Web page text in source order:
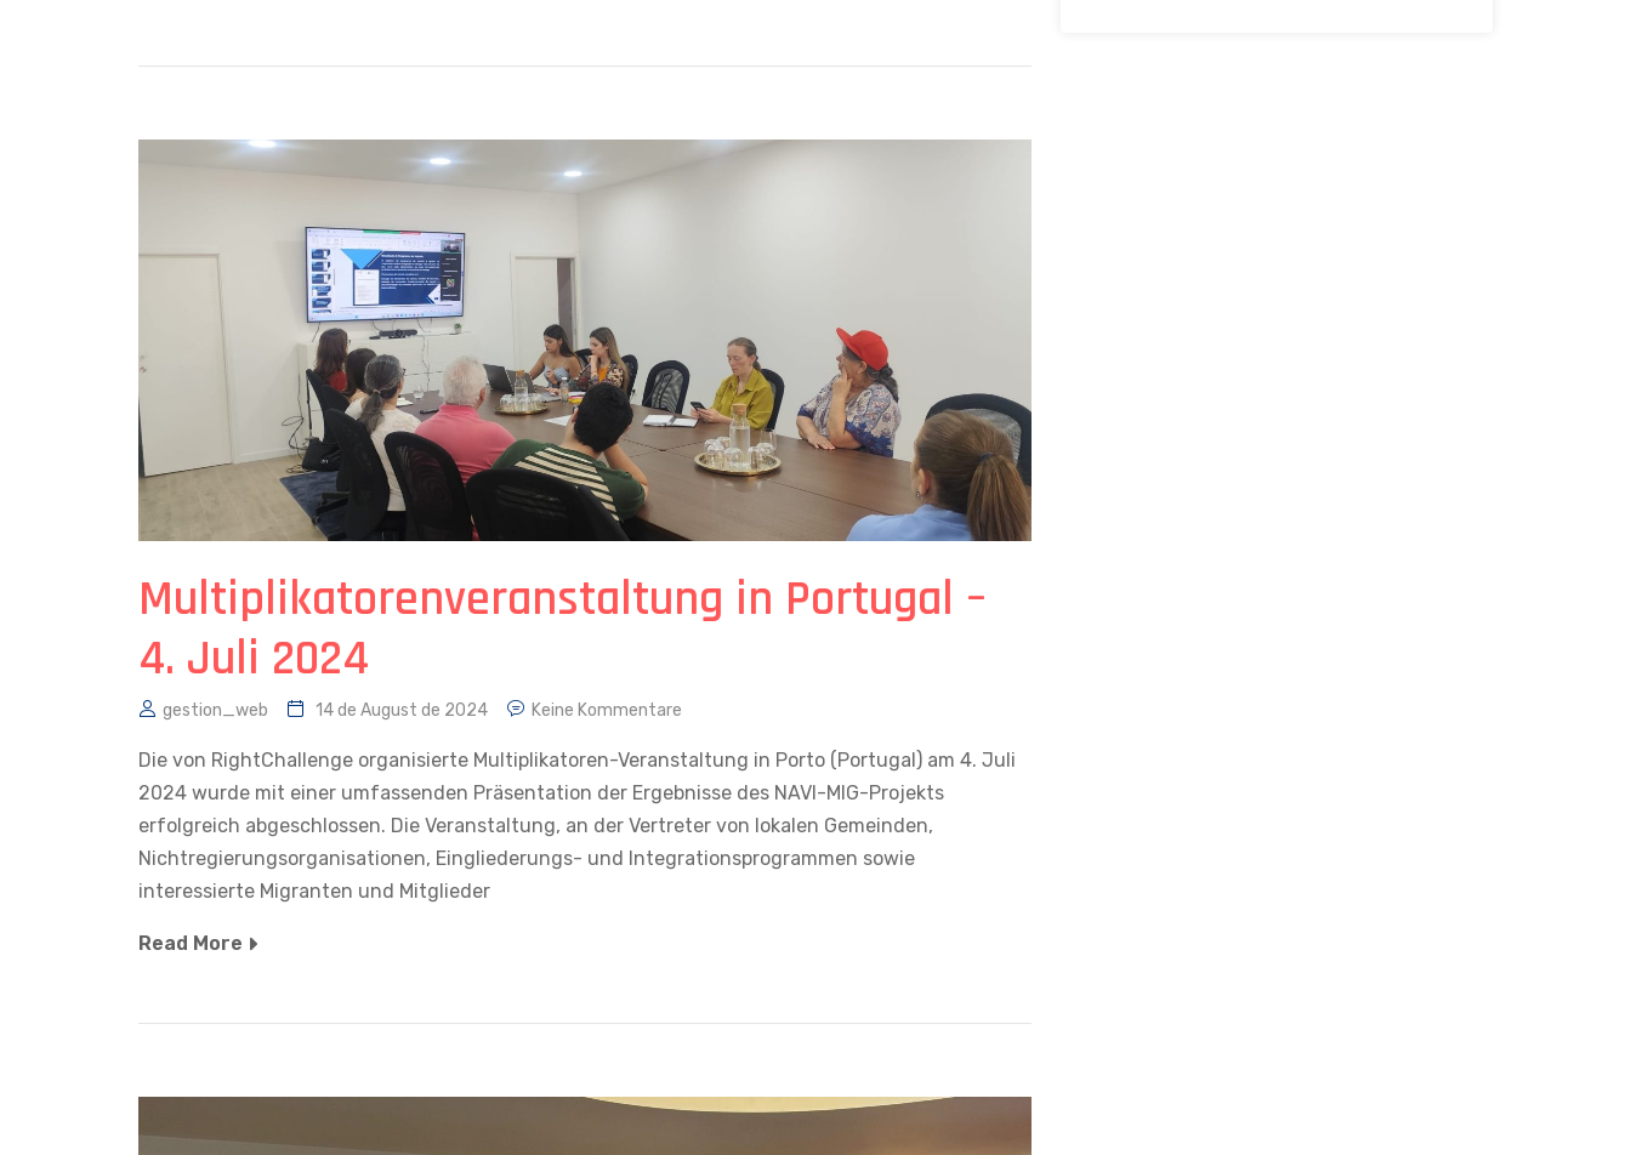
Multiplikatorenveranstaltung in Portugal –
4. Juli 2024
gestion_web 14 de August de 2024 Keine Kommentare
Die von RightChallenge organisierte Multiplikatoren-Veranstaltung in Porto (Portugal) am 4. Juli
2024 wurde mit einer umfassenden Präsentation der Ergebnisse des NAVI-MIG-Projekts
erfolgreich abgeschlossen. Die Veranstaltung, an der Vertreter von lokalen Gemeinden,
Nichtregierungsorganisationen, Eingliederungs- und Integrationsprogrammen sowie
interessierte Migranten und Mitglieder
Read More